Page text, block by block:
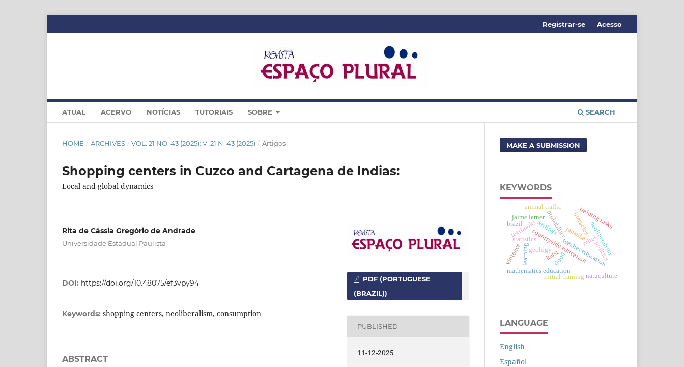
ATUAL ACERVO NOTÍCIAS TUTORIAIS SOBRE SEARCH
Registrar-se Acesso
HOME / ARCHIVES / VOL. 21 NO. 43 (2025): V. 21 N. 43 (2025) / Artigos
Shopping centers in Cuzco and Cartagena de Indias:
Local and global dynamics
Rita de Cássia Gregório de Andrade
Universidade Estadual Paulista
DOI: https://doi.org/10.48075/ef3vpy94
Keywords: shopping centers, neoliberalism, consumption
ABSTRACT
PDF (PORTUGUESE
(BRAZIL))
PUBLISHED
11-12-2025
MAKE A SUBMISSION
KEYWORDS
geology
janaúba
karstflood
relief
writings
countryside education
learning
literacies
statistics
probability
textbooks
mathematics education
teacher education
initial training
training tasks
jaime lerner
politics
neoliberalism
animal traffic
natuculture
brazil
violence
LANGUAGE
English
Español